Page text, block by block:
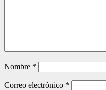
Nombre *
Correo electrónico *